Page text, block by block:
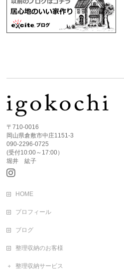
〒710-0016
岡山県倉敷市中庄1151-3
090-2296-0725
(受付10:00～17:00）
堀井 紘子
HOME
プロフィール
ブログ
整理収納のお客様
整理収納サービス